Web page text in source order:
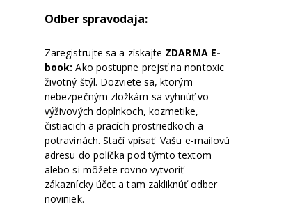
Odber spravodaja:
Zaregistrujte sa a získajte ZDARMA E-
book: Ako postupne prejsť na nontoxic
životný štýl. Dozviete sa, ktorým
nebezpečným zložkám sa vyhnúť vo
výživových doplnkoch, kozmetike,
čistiacich a pracích prostriedkoch a
potravinách. Stačí vpísať Vašu e-mailovú
adresu do políčka pod týmto textom
alebo si môžete rovno vytvoriť
zákaznícky účet a tam zakliknúť odber
noviniek.